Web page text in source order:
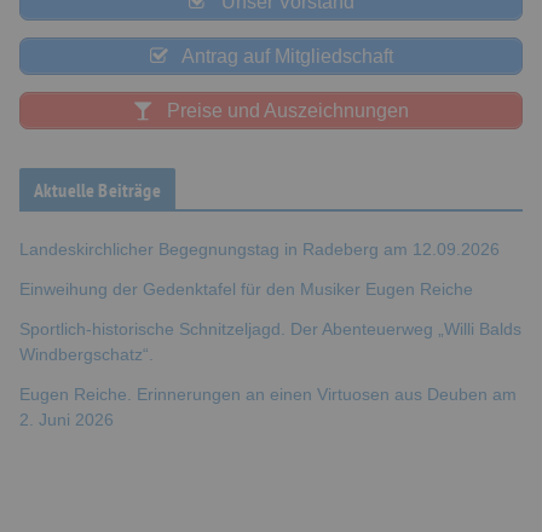
Antrag auf Mitgliedschaft
Preise und Auszeichnungen
Aktuelle Beiträge
Landeskirchlicher Begegnungstag in Radeberg am 12.09.2026
Einweihung der Gedenktafel für den Musiker Eugen Reiche
Sportlich-historische Schnitzeljagd. Der Abenteuerweg „Willi Balds
Windbergschatz“.
Eugen Reiche. Erinnerungen an einen Virtuosen aus Deuben am
2. Juni 2026